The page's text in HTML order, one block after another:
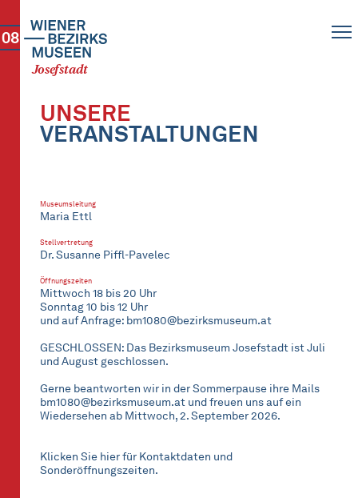
Josefstadt
08
UNSERE
VERANSTALTUNGEN
Museumsleitung
Maria Ettl
Stellvertretung
Dr. Susanne Piffl-Pavelec
Öffnungszeiten
Mittwoch 18 bis 20 Uhr
Sonntag 10 bis 12 Uhr
und auf Anfrage: bm1080@bezirksmuseum.at
GESCHLOSSEN: Das Bezirksmuseum Josefstadt ist Juli
und August geschlossen.
Gerne beantworten wir in der Sommerpause ihre Mails
bm1080@bezirksmuseum.at und freuen uns auf ein
Wiedersehen ab Mittwoch, 2. September 2026.
Klicken Sie hier für Kontaktdaten und
Sonderöffnungszeiten.